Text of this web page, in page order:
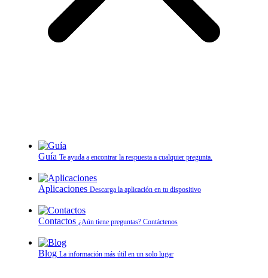
Guía Te ayuda a encontrar la respuesta a cualquier pregunta.
Aplicaciones Descarga la aplicación en tu dispositivo
Contactos ¿Aún tiene preguntas? Contáctenos
Blog La información más útil en un solo lugar